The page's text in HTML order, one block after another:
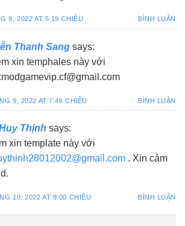
9, 2022 AT 5:19 CHIỀU BÌNH LUẬN
Thanh Sang says:
xin temphales này với
9, 2022 AT 7:46 CHIỀU BÌNH LUẬN
Thịnh says:
xin template này với
. Xin cảm
10, 2022 AT 8:00 CHIỀU BÌNH LUẬN